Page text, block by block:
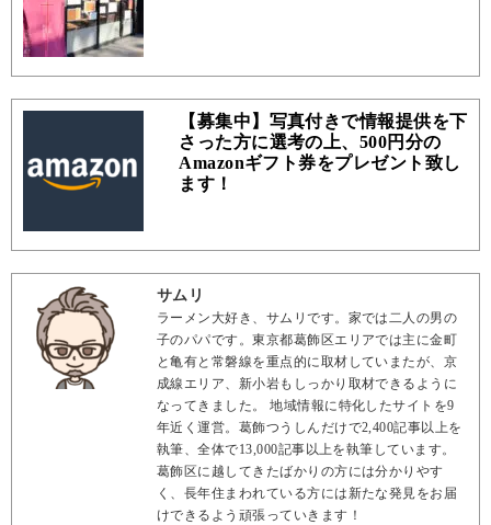
【募集中】写真付きで情報提供を下
さった方に選考の上、500円分の
Amazonギフト券をプレゼント致し
ます！
サムリ
ラーメン大好き、サムリです。家では二人の男の
子のパパです。東京都葛飾区エリアでは主に金町
と亀有と常磐線を重点的に取材していまたが、京
成線エリア、新小岩もしっかり取材できるように
なってきました。 地域情報に特化したサイトを9
年近く運営。葛飾つうしんだけで2,400記事以上を
執筆、全体で13,000記事以上を執筆しています。
葛飾区に越してきたばかりの方には分かりやす
く、長年住まわれている方には新たな発見をお届
けできるよう頑張っていきます！